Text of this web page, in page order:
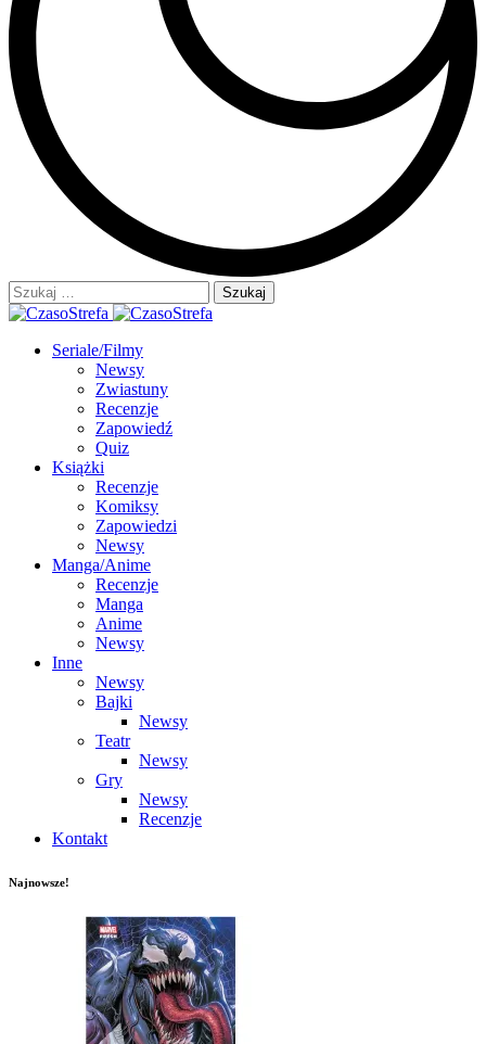
Szukaj:
Seriale/Filmy
Newsy
Zwiastuny
Recenzje
Zapowiedź
Quiz
Książki
Recenzje
Komiksy
Zapowiedzi
Newsy
Manga/Anime
Recenzje
Manga
Anime
Newsy
Inne
Newsy
Bajki
Newsy
Teatr
Newsy
Gry
Newsy
Recenzje
Kontakt
Najnowsze!